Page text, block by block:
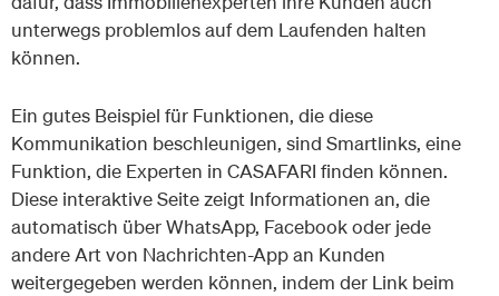
unterwegs problemlos auf dem Laufenden halten
können.
Ein gutes Beispiel für Funktionen, die diese
Kommunikation beschleunigen, sind Smartlinks, eine
Funktion, die Experten in CASAFARI finden können.
Diese interaktive Seite zeigt Informationen an, die
automatisch über WhatsApp, Facebook oder jede
andere Art von Nachrichten-App an Kunden
weitergegeben werden können, indem der Link beim